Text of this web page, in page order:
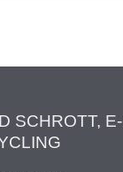
SCHROTT,